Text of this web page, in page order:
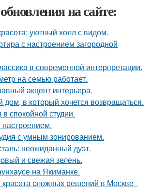
на сайте:
уютный холл с видом.
с настроением загородной
в современной интерпретации.
на семью работает.
акцент интерьера.
дом, в который хочется возвращаться.
спокойной студии.
настроением.
с умным зонированием.
неожиданный дуэт.
и свежая зелень.
на Якиманке.
сложных решений в Москве -